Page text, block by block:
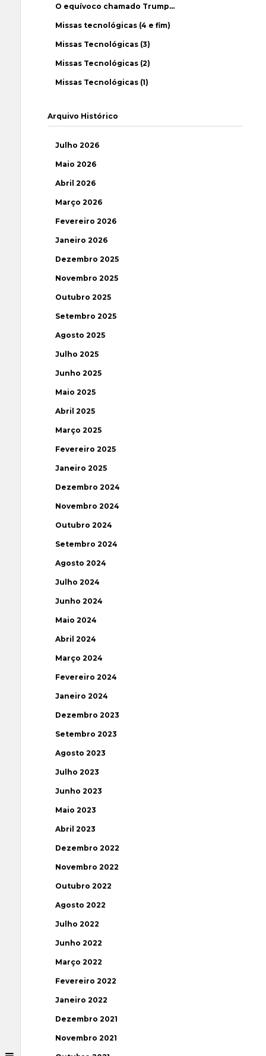
O equívoco chamado Trump…
Missas tecnológicas (4 e fim)
Missas Tecnológicas (3)
Missas Tecnológicas (2)
Missas Tecnológicas (1)
Arquivo Histórico
Julho 2026
Maio 2026
Abril 2026
Março 2026
Fevereiro 2026
Janeiro 2026
Dezembro 2025
Novembro 2025
Outubro 2025
Setembro 2025
Agosto 2025
Julho 2025
Junho 2025
Maio 2025
Abril 2025
Março 2025
Fevereiro 2025
Janeiro 2025
Dezembro 2024
Novembro 2024
Outubro 2024
Setembro 2024
Agosto 2024
Julho 2024
Junho 2024
Maio 2024
Abril 2024
Março 2024
Fevereiro 2024
Janeiro 2024
Dezembro 2023
Setembro 2023
Agosto 2023
Julho 2023
Junho 2023
Maio 2023
Abril 2023
Dezembro 2022
Novembro 2022
Outubro 2022
Agosto 2022
Julho 2022
Junho 2022
Março 2022
Fevereiro 2022
Janeiro 2022
Dezembro 2021
Novembro 2021